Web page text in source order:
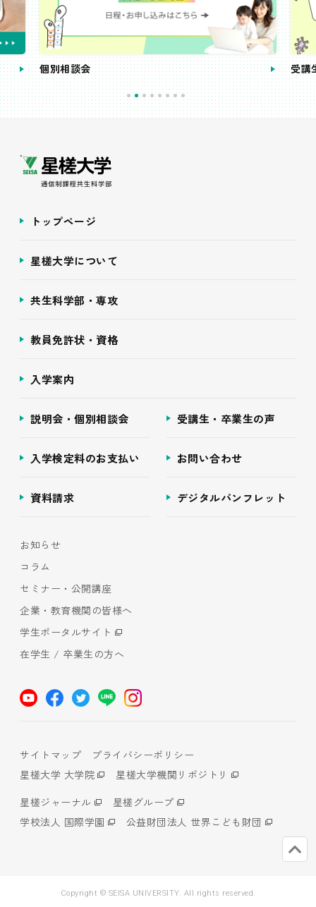
個別相談会 受講
トップページ
星槎大学について
共生科学部・専攻
教員免許状・資格
入学案内
説明会・個別相談会 受講生・卒業生の声
入学検定料のお支払い お問い合わせ
資料請求 デジタルパンフレット
お知らせ
コラム
セミナー・公開講座
企業・教育機関の皆様へ
学生ポータルサイト
在学生 / 卒業生の方へ
サイトマップ
プライバシーポリシー
星槎大学 大学院
星槎大学機関リポジトリ
星槎ジャーナル
星槎グループ
学校法人 国際学園
公益財団法人 世界こども財団
Copyright © SEISA UNIVERSITY. All rights reserved.